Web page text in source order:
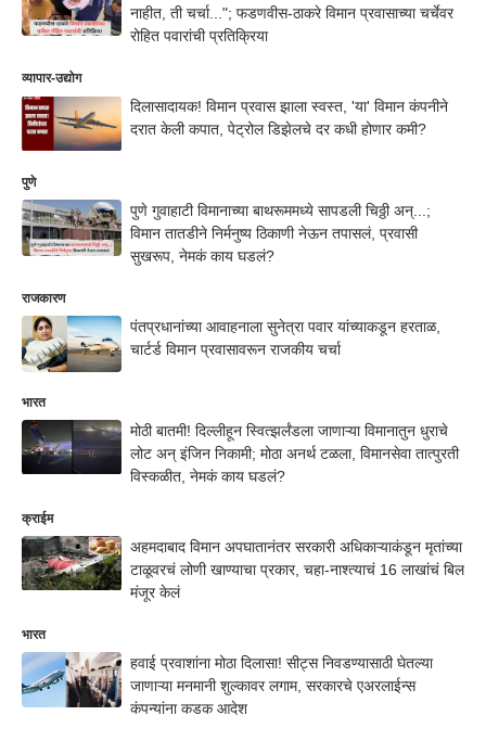
नाहीत, ती चर्चा..."; फडणवीस-ठाकरे विमान प्रवासाच्या चर्चेवर
रोहित पवारांची प्रतिक्रिया
व्यापार-उद्योग
दिलासादायक! विमान प्रवास झाला स्वस्त, 'या' विमान कंपनीने
दरात केली कपात, पेट्रोल डिझेलचे दर कधी होणार कमी?
पुणे
पुणे गुवाहाटी विमानाच्या बाथरूममध्ये सापडली चिठ्ठी अन्...;
विमान तातडीने निर्मनुष्य ठिकाणी नेऊन तपासलं, प्रवासी
सुखरूप, नेमकं काय घडलं?
राजकारण
पंतप्रधानांच्या आवाहनाला सुनेत्रा पवार यांच्याकडून हरताळ,
चार्टर्ड विमान प्रवासावरून राजकीय चर्चा
भारत
मोठी बातमी! दिल्लीहून स्वित्झर्लंडला जाणाऱ्या विमानातुन धुराचे
लोट अन् इंजिन निकामी; मोठा अनर्थ टळला, विमानसेवा तात्पुरती
विस्कळीत, नेमकं काय घडलं?
क्राईम
अहमदाबाद विमान अपघातानंतर सरकारी अधिकाऱ्याकंडून मृतांच्या
टाळूवरचं लोणी खाण्याचा प्रकार, चहा-नाश्त्याचं 16 लाखांचं बिल
मंजूर केलं
भारत
हवाई प्रवाशांना मोठा दिलासा! सीट्स निवडण्यासाठी घेतल्या
जाणाऱ्या मनमानी शुल्कावर लगाम, सरकारचे एअरलाईन्स
कंपन्यांना कडक आदेश